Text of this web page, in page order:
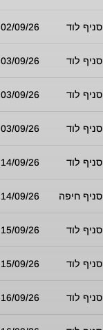
סניף לוד 02/09/26
סניף לוד 03/09/26
סניף לוד 03/09/26
סניף לוד 03/09/26
סניף לוד 14/09/26
סניף חיפה 14/09/26
סניף לוד 15/09/26
סניף לוד 15/09/26
סניף לוד 16/09/26